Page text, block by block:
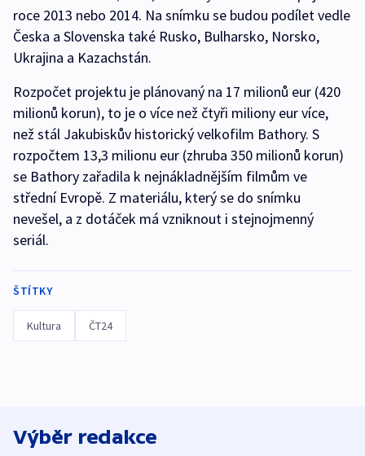
roce 2013 nebo 2014. Na snímku se budou podílet vedle
Česka a Slovenska také Rusko, Bulharsko, Norsko,
Ukrajina a Kazachstán.
Rozpočet projektu je plánovaný na 17 milionů eur (420
milionů korun), to je o více než čtyři miliony eur více,
než stál Jakubiskův historický velkofilm Bathory. S
rozpočtem 13,3 milionu eur (zhruba 350 milionů korun)
se Bathory zařadila k nejnákladnějším filmům ve
střední Evropě. Z materiálu, který se do snímku
nevešel, a z dotáček má vzniknout i stejnojmenný
seriál.
ŠTÍTKY
Kultura ČT24
Výběr redakce